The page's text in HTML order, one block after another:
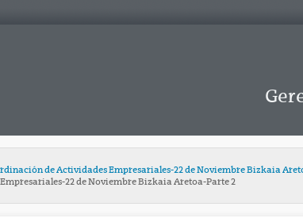
de Actividades Empresariales-22 de Noviembre Bizkaia
22 de Noviembre Bizkaia Aretoa-Parte 2